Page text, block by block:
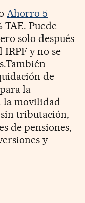
Ahorro 5
TAE. Puede
solo después
IRPF y no se
de
la
la movilidad
tributación,
de pensiones,
y